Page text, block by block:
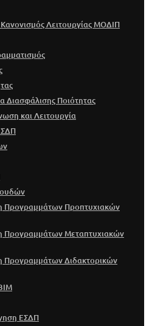
Λειτουργίας ΜΟΔΙΠ
Διασφάλισης Ποιότητας
και Λειτουργία
Προγραμμάτων Προπτυχιακών
Προγραμμάτων Μεταπτυχιακών
Προγραμμάτων Διδακτορικών
ΕΣΔΠ